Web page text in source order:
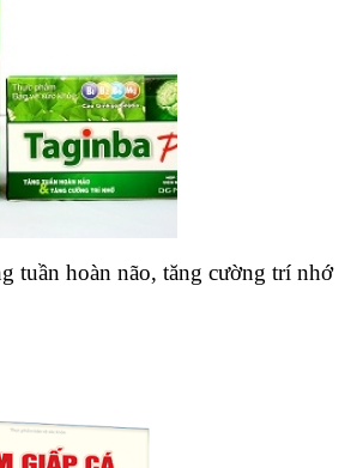
tuần hoàn não, tăng cường trí nhớ